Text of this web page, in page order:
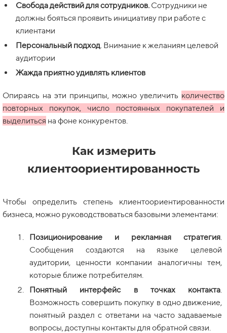
Свобода действий для сотрудников. Сотрудники не
должны бояться проявить инициативу при работе с
клиентами
Персональный подход . Внимание к желаниям целевой
аудитории
Жажда приятно удивлять клиентов
Опираясь на эти принципы, можно увеличить количество
повторных покупок, число постоянных покупателей и
выделиться на фоне конкурентов.
Как измерить
клиентоориентированность
Чтобы определить степень клиентоориентированности
бизнеса, можно руководствоваться базовыми элементами:
Позиционирование и рекламная стратегия
Сообщения создаются на языке целевой
аудитории, ценности компании аналогичны тем,
которые ближе потребителям.
Понятный интерфейс в точках контакта
Возможность совершить покупку в одно движение,
понятный раздел с ответами на часто задаваемые
вопросы, доступны контакты для обратной связи.